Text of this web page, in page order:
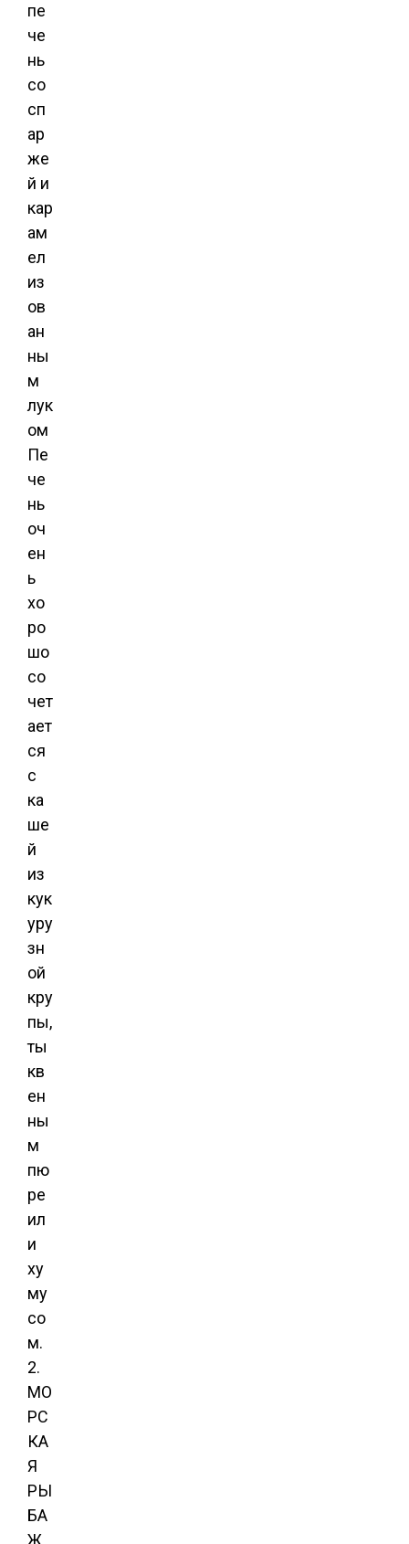
пе
че
нь
со
сп
ар
же
й и
кар
ам
ел
из
ов
ан
ны
м
лук
ом
Пе
че
нь
оч
ен
ь
хо
ро
шо
со
чет
ает
ся
с
ка
ше
й
из
кук
уру
зн
ой
кру
пы,
ты
кв
ен
ны
м
пю
ре
ил
и
ху
му
со
м.
2.
МО
РС
КА
Я
РЫ
БА
Ж